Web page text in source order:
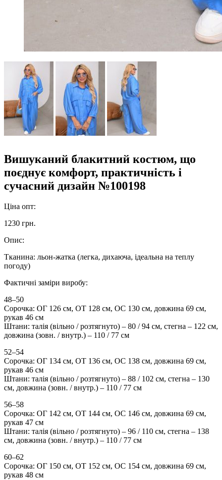
Вишуканий блакитний костюм, що
поєднує комфорт, практичність і
сучасний дизайн №100198
Ціна опт:
1230 грн.
Опис:
Тканина: льон-жатка (легка, дихаюча, ідеальна на теплу
погоду)
Фактичні заміри виробу:
48–50
Сорочка: ОГ 126 см, ОТ 128 см, ОС 130 см, довжина 69 см,
рукав 46 см
Штани: талія (вільно / розтягнуто) – 80 / 94 см, стегна – 122 см,
довжина (зовн. / внутр.) – 110 / 77 см
52–54
Сорочка: ОГ 134 см, ОТ 136 см, ОС 138 см, довжина 69 см,
рукав 46 см
Штани: талія (вільно / розтягнуто) – 88 / 102 см, стегна – 130
см, довжина (зовн. / внутр.) – 110 / 77 см
56–58
Сорочка: ОГ 142 см, ОТ 144 см, ОС 146 см, довжина 69 см,
рукав 47 см
Штани: талія (вільно / розтягнуто) – 96 / 110 см, стегна – 138
см, довжина (зовн. / внутр.) – 110 / 77 см
60–62
Сорочка: ОГ 150 см, ОТ 152 см, ОС 154 см, довжина 69 см,
рукав 48 см